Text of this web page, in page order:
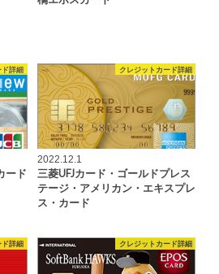
ド詳細
ード
クレジットカード詳細
2022.12.1
三菱UFJカード・ゴールドプレス
テージ・アメリカン・エキスプレ
ス・カード
ド詳細 クレジットカード詳細